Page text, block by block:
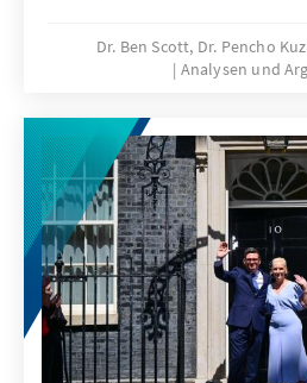
Dr. Ben Scott, Dr. Pencho
Analysen und